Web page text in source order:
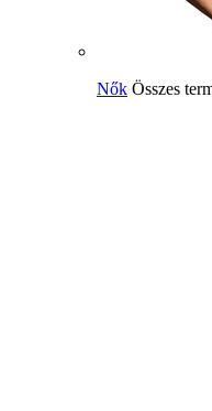
Nők Összes